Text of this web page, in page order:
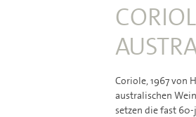
Coriole, 1967 von
australischen
setzen die fast